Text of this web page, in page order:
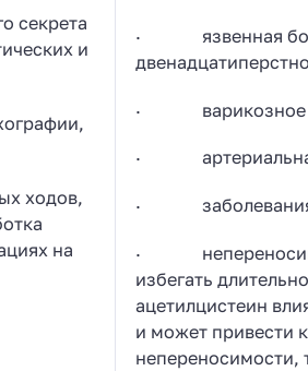
секрета
и
ходов,
на
· язвенная
· варикозное
· артериальная
· заболевания
·
избегать
ацетилцистеин
и может привести
непереносимости,